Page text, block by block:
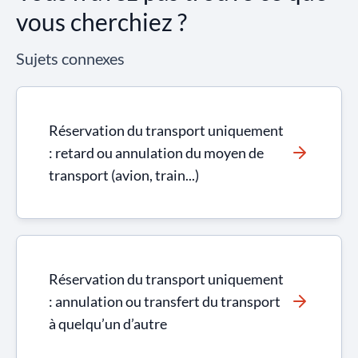
vous cherchiez ?
Sujets connexes
Réservation du transport uniquement
: retard ou annulation du moyen de
transport (avion, train...)
Réservation du transport uniquement
: annulation ou transfert du transport
à quelqu’un d’autre